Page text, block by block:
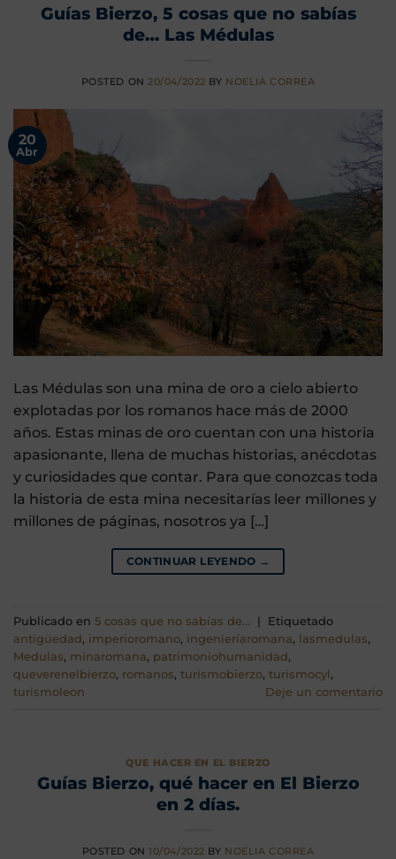
Guías Bierzo, 5 cosas que no sabías
de… Las Médulas
POSTED ON20/04/2022 BY NOELIA CORREA
20
Abr
Las Médulas son una mina de oro a cielo abierto
explotadas por los romanos hace más de 2000
años. Estas minas de oro cuentan con una historia
apasionante, llena de muchas historias, anécdotas
y curiosidades que contar. Para que conozcas toda
la historia de esta mina necesitarías leer millones y
millones de páginas, nosotros ya […]
CONTINUAR LEYENDO →
Publicado en 5 cosas que no sabías de...
Etiquetado
antigüedad , imperioromano, ingenieríaromana, lasmedulas,
Medulas, minaromana, patrimoniohumanidad ,
queverenelbierzo, romanos, turismobierzo, turismocyl ,
turismoleon
Deje un comentario
QUE HACER EN EL BIERZO
Guías Bierzo, qué hacer en El Bierzo
en 2 días.
POSTED ON10/04/2022 BY NOELIA CORREA